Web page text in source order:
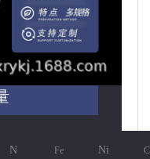
N Fe Ni C